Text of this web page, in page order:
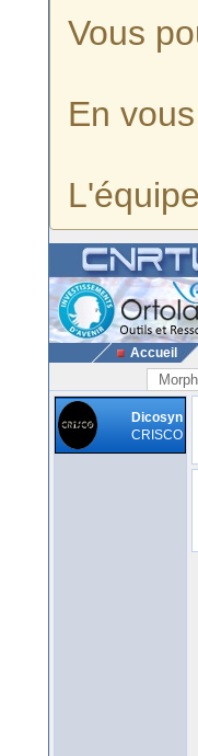
Vous
En
Accueil
Dicosyn
CRISCO